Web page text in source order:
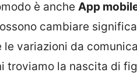
è anche App
cambiare
le variazioni da
troviamo la nascita di